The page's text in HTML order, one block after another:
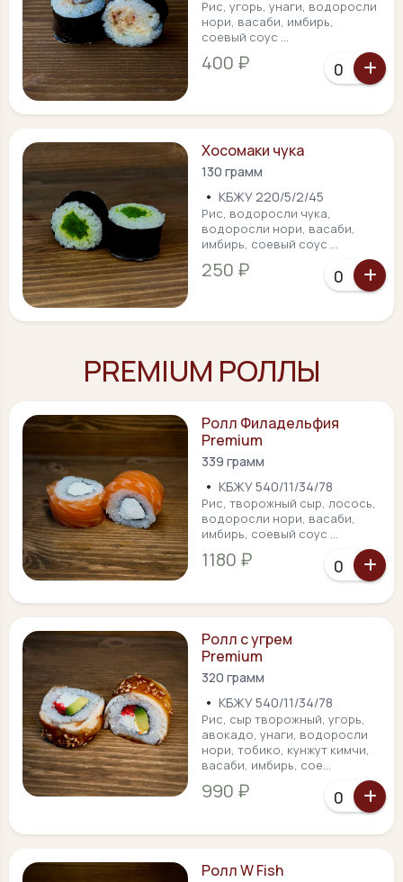
Рис, угорь, унаги, водоросли
нори, васаби, имбирь,
соевый соус ...
400 ₽
Хосомаки чука
130 грамм
• КБЖУ 220/5/2/45
Рис, водоросли чука,
водоросли нори, васаби,
имбирь, соевый соус ...
250 ₽
PREMIUM РОЛЛЫ
Ролл Филадельфия
Premium
339 грамм
• КБЖУ 540/11/34/78
Рис, творожный сыр, лосось,
водоросли нори, васаби,
имбирь, соевый соус ...
1180 ₽
Ролл с угрем
Premium
320 грамм
• КБЖУ 540/11/34/78
Рис, сыр творожный, угорь,
авокадо, унаги, водоросли
нори, тобико, кунжут кимчи,
васаби, имбирь, сое...
990 ₽
Ролл W Fish